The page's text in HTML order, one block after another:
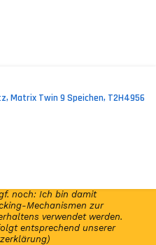
Matrix Twin 9 Speichen, T2H4956
und erhalte per E-
Infos und exklusive
noch: Ich bin damit
Mechanismen zur
verwendet werden.
entsprechend unserer